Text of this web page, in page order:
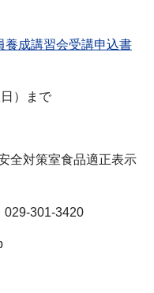
養成講習会受講申込書
）まで
全対策室食品適正表示
029-301-3420